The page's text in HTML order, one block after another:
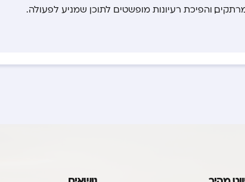
והפיכת רעיונות מופשטים לתוכן שמניע לפעולה.